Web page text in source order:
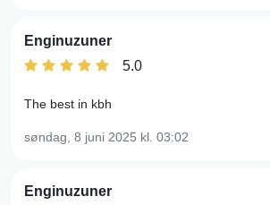
Enginuzuner
5.0
The best in kbh
søndag, 8 juni 2025 kl. 03:02
Enginuzuner